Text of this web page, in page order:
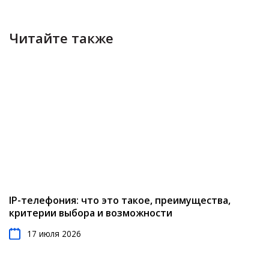
Читайте также
IP-телефония: что это такое, преимущества,
критерии выбора и возможности
17 июля 2026